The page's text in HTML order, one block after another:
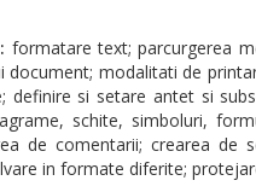
formatare text; parcurgerea
document; modalitati de
definire si setare antet si
schite, simboluri,
de comentarii; crearea de
in formate diferite;